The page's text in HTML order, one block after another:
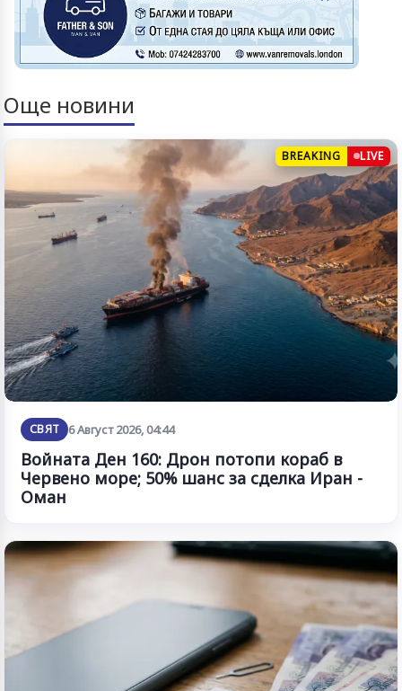
Още новини
BREAKING LIVE
СВЯТ 6 Август 2026, 04:44
Войната Ден 160: Дрон потопи кораб в
Червено море; 50% шанс за сделка Иран -
Оман